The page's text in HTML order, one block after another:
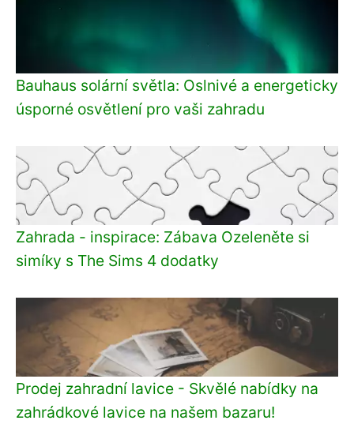
Bauhaus solární světla: Oslnivé a energeticky
úsporné osvětlení pro vaši zahradu
Zahrada - inspirace: Zábava Ozeleněte si
simíky s The Sims 4 dodatky
Prodej zahradní lavice - Skvělé nabídky na
zahrádkové lavice na našem bazaru!